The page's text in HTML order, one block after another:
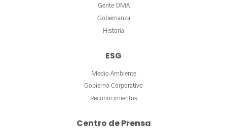
Gente OMA
Gobernanza
Historia
ESG
Medio Ambiente
Gobierno Corporativo
Reconocimientos
Centro de Prensa